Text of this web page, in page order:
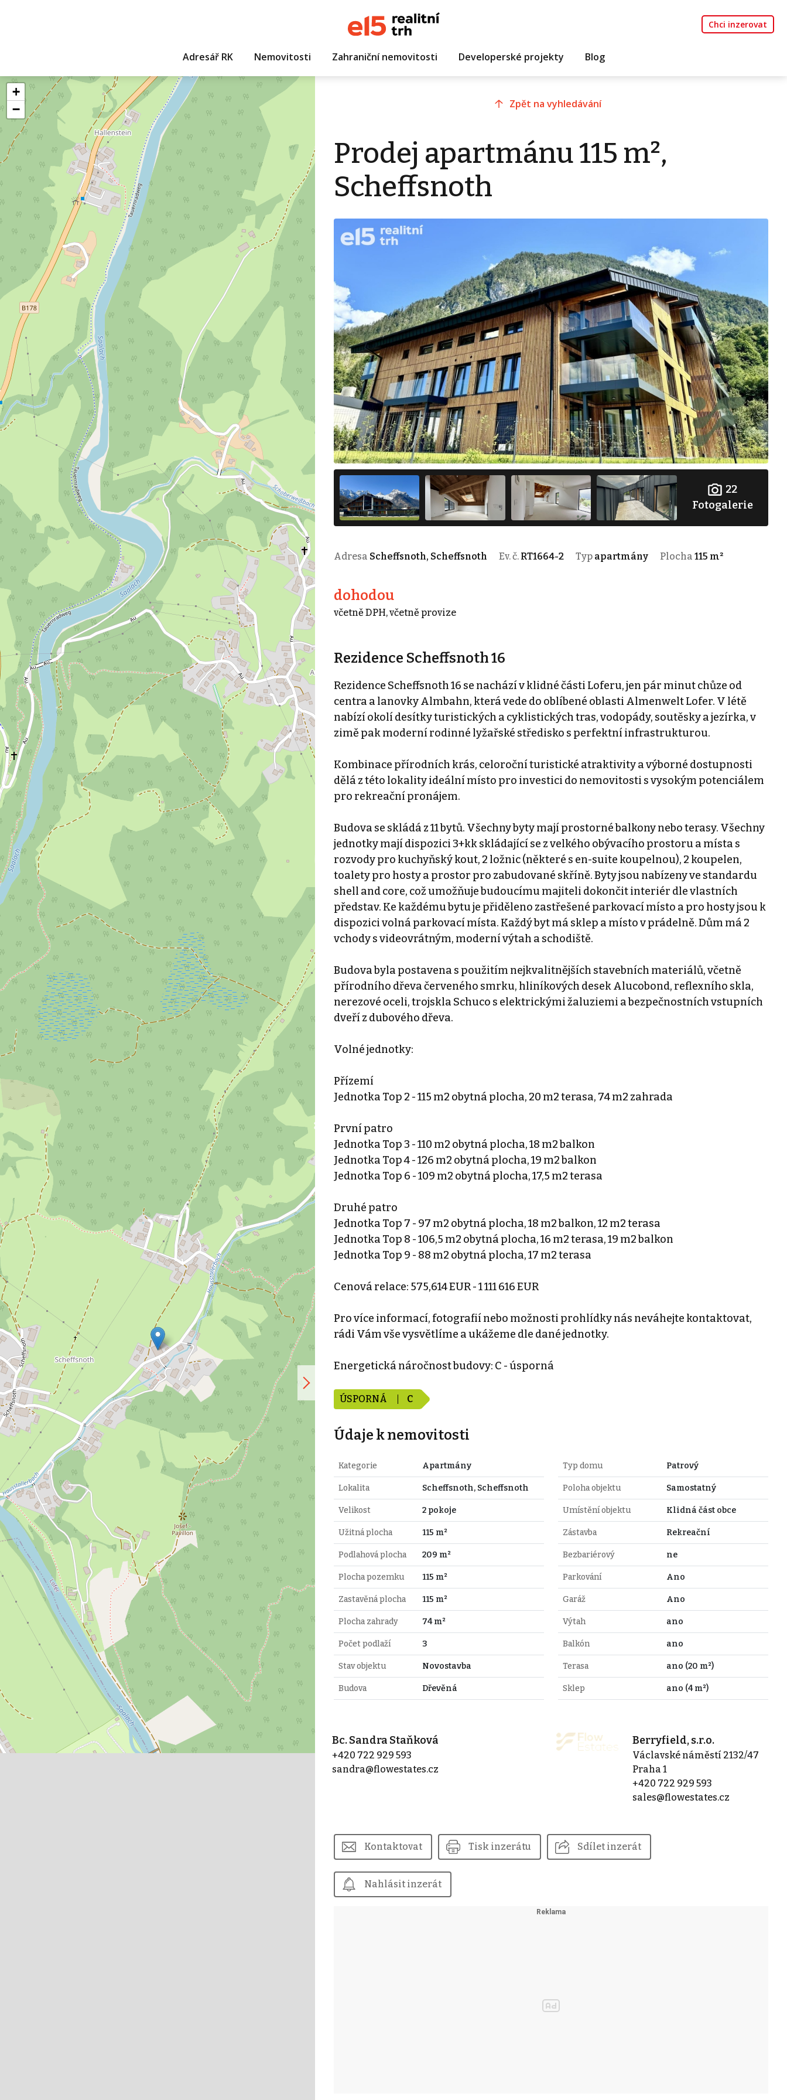
Chci inzerovat
Adresář RK Nemovitosti Zahraniční nemovitosti Developerské projekty Blog
+
−
Zpět na vyhledávání
Prodej apartmánu 115 m²,
Scheffsnoth
22
Fotogalerie
Adresa Scheffsnoth, Scheffsnoth Ev. č. RT1664-2 Typ apartmány Plocha 115 m²
dohodou
včetně DPH, včetně provize
Rezidence Scheffsnoth 16
Rezidence Scheffsnoth 16 se nachází v klidné části Loferu, jen pár minut chůze od
centra a lanovky Almbahn, která vede do oblíbené oblasti Almenwelt Lofer. V létě
nabízí okolí desítky turistických a cyklistických tras, vodopády, soutěsky a jezírka, v
zimě pak moderní rodinné lyžařské středisko s perfektní infrastrukturou.
Kombinace přírodních krás, celoroční turistické atraktivity a výborné dostupnosti
dělá z této lokality ideální místo pro investici do nemovitosti s vysokým potenciálem
pro rekreační pronájem.
Budova se skládá z 11 bytů. Všechny byty mají prostorné balkony nebo terasy. Všechny
jednotky mají dispozici 3+kk skládající se z velkého obývacího prostoru a místa s
rozvody pro kuchyňský kout, 2 ložnic (některé s en-suite koupelnou), 2 koupelen,
toalety pro hosty a prostor pro zabudované skříně. Byty jsou nabízeny ve standardu
shell and core, což umožňuje budoucímu majiteli dokončit interiér dle vlastních
představ. Ke každému bytu je přiděleno zastřešené parkovací místo a pro hosty jsou k
dispozici volná parkovací místa. Každý byt má sklep a místo v prádelně. Dům má 2
vchody s videovrátným, moderní výtah a schodiště.
Budova byla postavena s použitím nejkvalitnějších stavebních materiálů, včetně
přírodního dřeva červeného smrku, hliníkových desek Alucobond, reflexního skla,
nerezové oceli, trojskla Schuco s elektrickými žaluziemi a bezpečnostních vstupních
dveří z dubového dřeva.
Volné jednotky:
Přízemí
Jednotka Top 2 - 115 m2 obytná plocha, 20 m2 terasa, 74 m2 zahrada
První patro
Jednotka Top 3 - 110 m2 obytná plocha, 18 m2 balkon
Jednotka Top 4 - 126 m2 obytná plocha, 19 m2 balkon
Jednotka Top 6 - 109 m2 obytná plocha, 17,5 m2 terasa
Druhé patro
Jednotka Top 7 - 97 m2 obytná plocha, 18 m2 balkon, 12 m2 terasa
Jednotka Top 8 - 106,5 m2 obytná plocha, 16 m2 terasa, 19 m2 balkon
Jednotka Top 9 - 88 m2 obytná plocha, 17 m2 terasa
Cenová relace: 575,614 EUR - 1 111 616 EUR
Pro více informací, fotografií nebo možnosti prohlídky nás neváhejte kontaktovat,
rádi Vám vše vysvětlíme a ukážeme dle dané jednotky.
Energetická náročnost budovy: C - úsporná
ÚSPORNÁ C
Údaje k nemovitosti
Kategorie Apartmány
Lokalita Scheffsnoth, Scheffsnoth
Velikost 2 pokoje
Užitná plocha 115 m²
Podlahová plocha 209 m²
Plocha pozemku 115 m²
Zastavěná plocha 115 m²
Plocha zahrady 74 m²
Počet podlaží 3
Stav objektu Novostavba
Budova Dřevěná
Typ domu Patrový
Poloha objektu Samostatný
Umístění objektu Klidná část obce
Zástavba Rekreační
Bezbariérový ne
Parkování Ano
Garáž Ano
Výtah ano
Balkón ano
Terasa ano (20 m²)
Sklep ano (4 m²)
Bc. Sandra Staňková
+420 722 929 593
sandra@flowestates.cz
Berryfield, s.r.o.
Václavské náměstí 2132/47
Praha 1
+420 722 929 593
sales@flowestates.cz
Kontaktovat Tisk inzerátu Sdílet inzerát
Nahlásit inzerát